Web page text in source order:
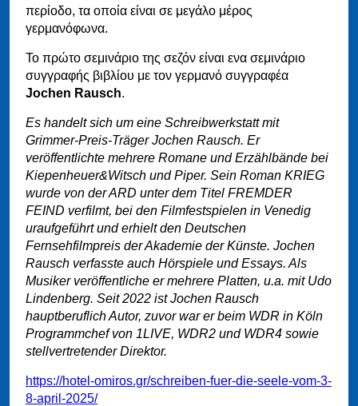
περίοδο, τα οποία είναι σε μεγάλο μέρος
γερμανόφωνα.
Το πρώτο σεμινάριο της σεζόν είναι ενα σεμινάριο
συγγραφής βιβλίου με τον γερμανό συγγραφέα
Jochen Rausch.
Es handelt sich um eine Schreibwerkstatt mit
Grimmer-Preis-Träger Jochen Rausch. Er
veröffentlichte mehrere Romane und Erzählbände bei
Kiepenheuer&Witsch und Piper. Sein Roman KRIEG
wurde von der ARD unter dem Titel FREMDER
FEIND verfilmt, bei den Filmfestspielen in Venedig
uraufgeführt und erhielt den Deutschen
Fernsehfilmpreis der Akademie der Künste. Jochen
Rausch verfasste auch Hörspiele und Essays. Als
Musiker veröffentliche er mehrere Platten, u.a. mit Udo
Lindenberg. Seit 2022 ist Jochen Rausch
hauptberuflich Autor, zuvor war er beim WDR in Köln
Programmchef von 1LIVE, WDR2 und WDR4 sowie
stellvertretender Direktor.
https://hotel-omiros.gr/schreiben-fuer-die-seele-vom-3-
8-april-2025/